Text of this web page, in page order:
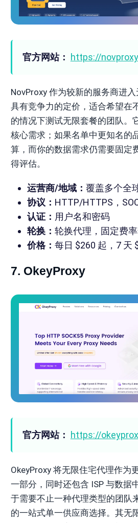
官方网站： https://
NovProxy 作为较新的服务商进
具有竞争力的定价，适合希望在
的情况下测试无限套餐的团队。
核心需求；如果名单中更知名的
算，而你的数据需求仍需要固定
得评估。
运营商/地域： 覆盖多个全
协议： HTTP/HTTPS，
认证： 用户名和密码
轮换： 轮换代理，固定费
价格： 每日 $260 起，7 天
7. OkeyProxy
官方网站： https://
OkeyProxy 将无限住宅代理作为
一部分，同时还包含 ISP 与数据
于需要不止一种代理类型的团队
的一站式单一供应商选择。其无